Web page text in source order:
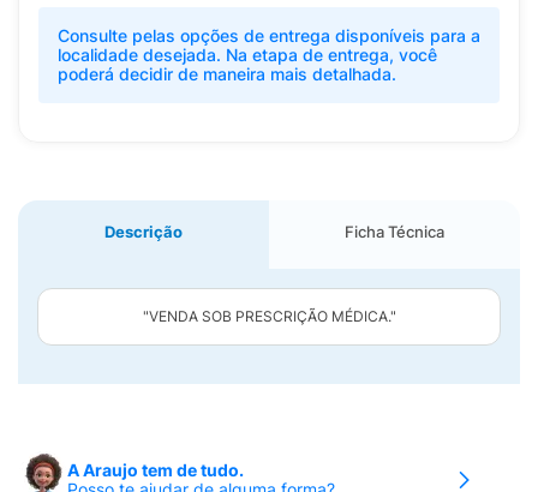
Consulte pelas opções de entrega disponíveis para a
localidade desejada. Na etapa de entrega, você
poderá decidir de maneira mais detalhada.
Descrição Ficha Técnica
"VENDA SOB PRESCRIÇÃO MÉDICA."
A Araujo tem de tudo.